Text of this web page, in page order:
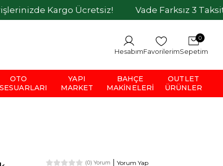
Kargo Ücretsiz! Vade Farksız 3 Taksit İmkanı
HesabımFavorilerim
0
Sepetim
OTO
YAPI
MARKET
BAHÇE
MAKINELERI
OUTLET
ÜRÜNLER
(0) Yorum Yorum Yap